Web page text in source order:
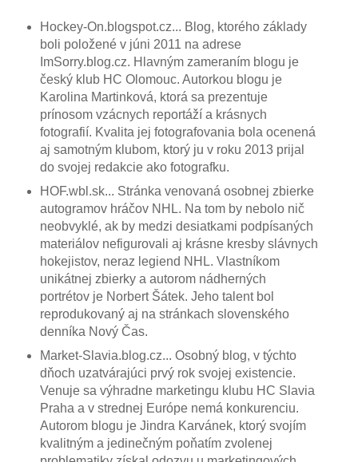
Hockey-On.blogspot.cz... Blog, ktorého základy
boli položené v júni 2011 na adrese
ImSorry.blog.cz. Hlavným zameraním blogu je
český klub HC Olomouc. Autorkou blogu je
Karolina Martinková, ktorá sa prezentuje
prínosom vzácnych reportáží a krásnych
fotografií. Kvalita jej fotografovania bola ocenená
aj samotným klubom, ktorý ju v roku 2013 prijal
do svojej redakcie ako fotografku.
HOF.wbl.sk... Stránka venovaná osobnej zbierke
autogramov hráčov NHL. Na tom by nebolo nič
neobvyklé, ak by medzi desiatkami podpísaných
materiálov nefigurovali aj krásne kresby slávnych
hokejistov, neraz legiend NHL. Vlastníkom
unikátnej zbierky a autorom nádherných
portrétov je Norbert Šátek. Jeho talent bol
reprodukovaný aj na stránkach slovenského
denníka Nový Čas.
Market-Slavia.blog.cz... Osobný blog, v týchto
dňoch uzatvárajúci prvý rok svojej existencie.
Venuje sa výhradne marketingu klubu HC Slavia
Praha a v strednej Európe nemá konkurenciu.
Autorom blogu je Jindra Karvánek, ktorý svojím
kvalitným a jedinečným poňatím zvolenej